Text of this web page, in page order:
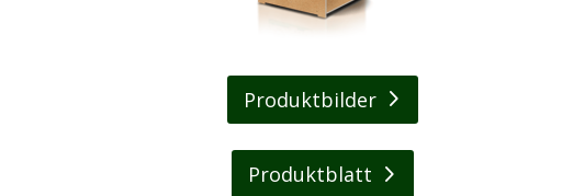
Produktbilder
Produktblatt